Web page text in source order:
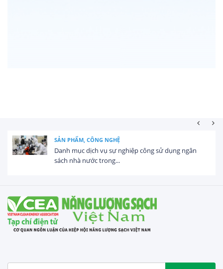
SẢN PHẨM, CÔNG NGHỆ
Danh mục dịch vụ sự nghiệp công sử dụng ngân
sách nhà nước trong...